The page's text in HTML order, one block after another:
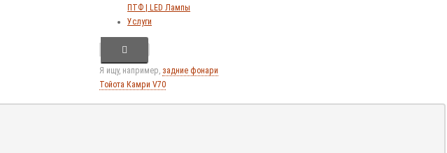
ПТФ | LED Лампы
Услуги
Я ищу, например, задние фонари
Тойота Камри V70